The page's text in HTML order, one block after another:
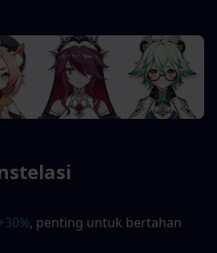
, penting untuk bertahan